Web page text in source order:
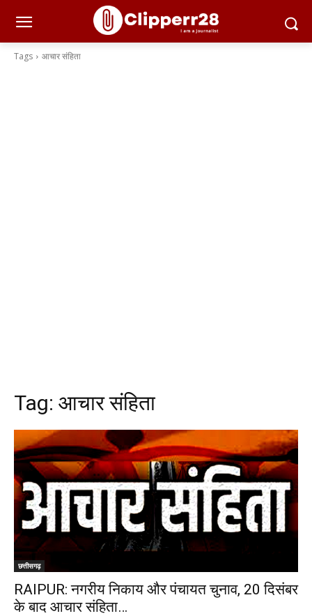
Tags आचार संहिता
Tag: आचार संहिता
छत्तीसगढ़
RAIPUR: नगरीय निकाय और पंचायत चुनाव, 20 दिसंबर
के बाद आचार संहिता…